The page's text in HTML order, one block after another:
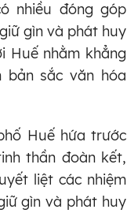
nhiều đóng góp
gìn và phát huy
Huế nhằm khẳng
bản sắc văn hóa
Huế hứa trước
thần đoàn kết,
liệt các nhiệm
gìn và phát huy